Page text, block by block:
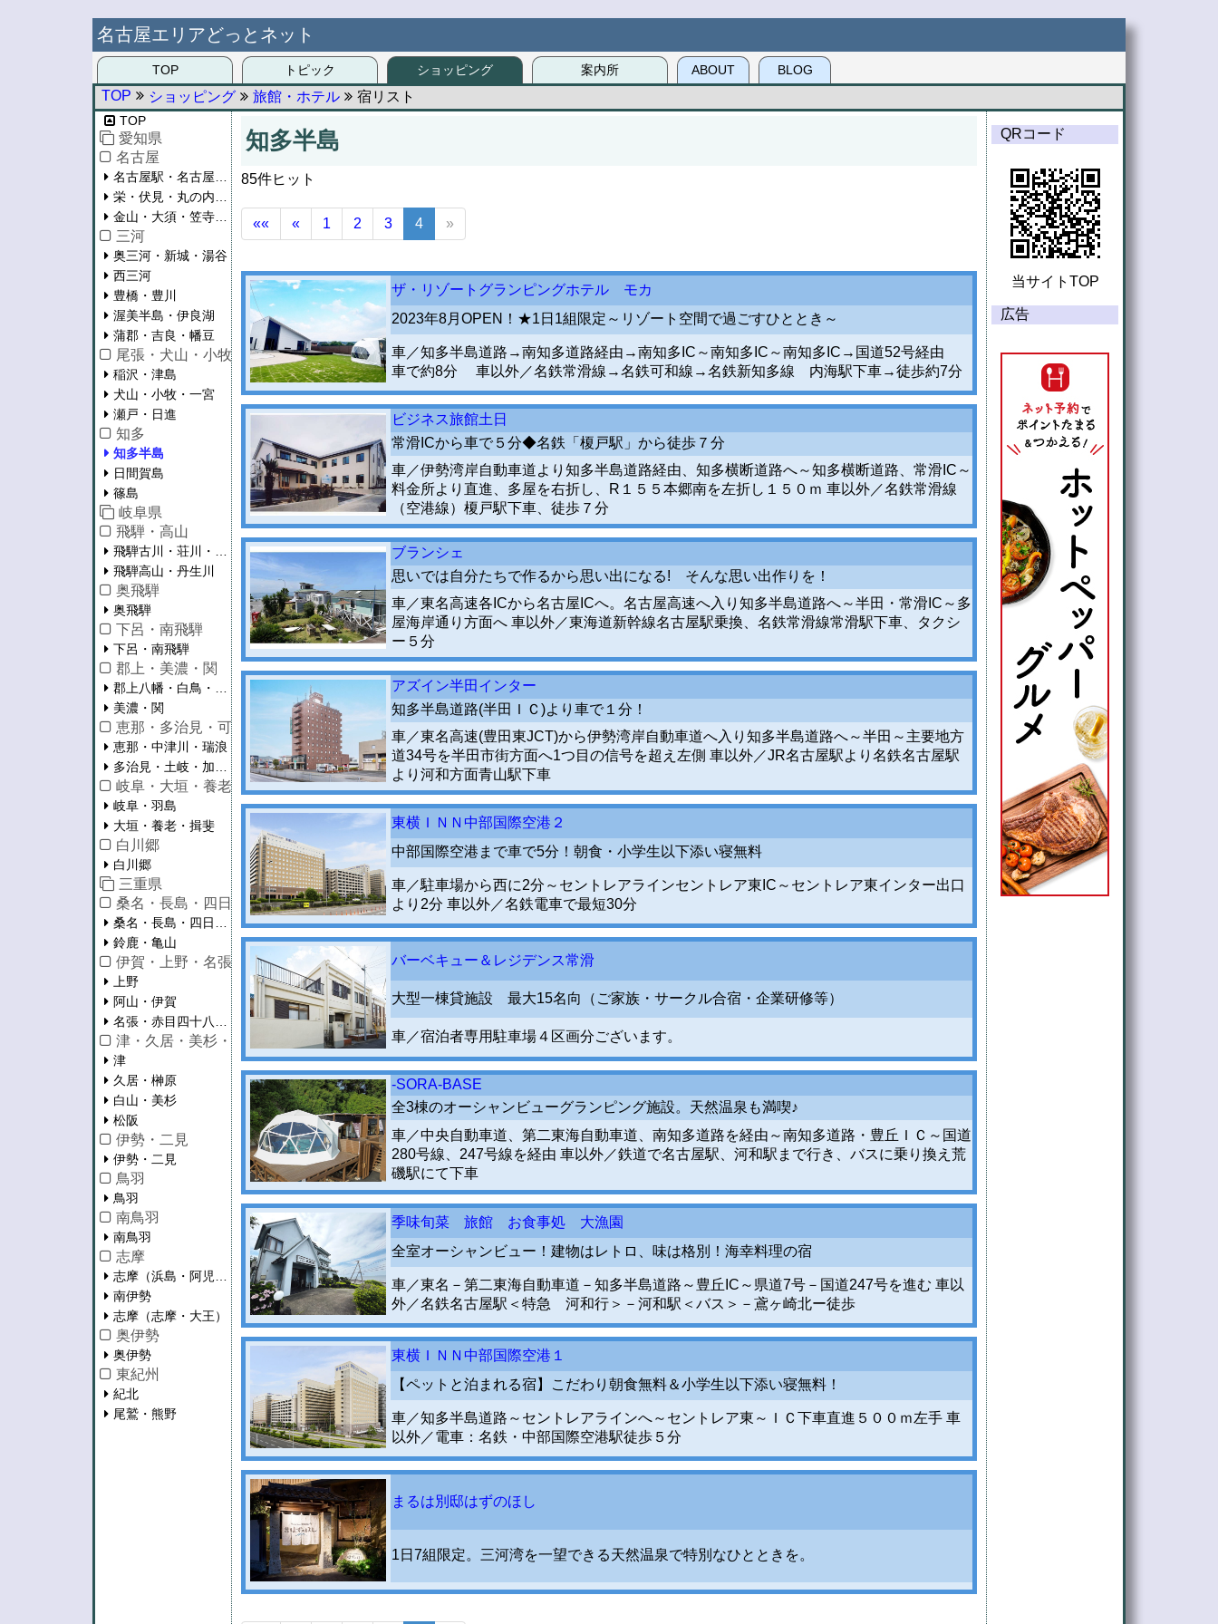
名古屋エリアどっとネット
TOP トピック ショッピング 案内所 ABOUT BLOG
TOP ショッピング 旅館・ホテル 宿リスト
知多半島
85件ヒット
«« « 1 2 3 4 »
ザ・リゾートグランピングホテル モカ
2023年8月OPEN！★1日1組限定～リゾート空間で過ごすひととき～
車／知多半島道路→南知多道路経由→南知多IC～南知多IC～南知多IC→国道52号経由
車で約8分 車以外／名鉄常滑線→名鉄可和線→名鉄新知多線 内海駅下車→徒歩約7分
ビジネス旅館土日
常滑ICから車で５分◆名鉄「榎戸駅」から徒歩７分
車／伊勢湾岸自動車道より知多半島道路経由、知多横断道路へ～知多横断道路、常滑IC～
料金所より直進、多屋を右折し、R１５５本郷南を左折し１５０ｍ 車以外／名鉄常滑線
（空港線）榎戸駅下車、徒歩７分
ブランシェ
思いでは自分たちで作るから思い出になる! そんな思い出作りを！
車／東名高速各ICから名古屋ICへ。名古屋高速へ入り知多半島道路へ～半田・常滑IC～多
屋海岸通り方面へ 車以外／東海道新幹線名古屋駅乗換、名鉄常滑線常滑駅下車、タクシ
ー５分
アズイン半田インター
知多半島道路(半田ＩＣ)より車で１分！
車／東名高速(豊田東JCT)から伊勢湾岸自動車道へ入り知多半島道路へ～半田～主要地方
道34号を半田市街方面へ1つ目の信号を超え左側 車以外／JR名古屋駅より名鉄名古屋駅
より河和方面青山駅下車
東横ＩＮＮ中部国際空港２
中部国際空港まで車で5分！朝食・小学生以下添い寝無料
車／駐車場から西に2分～セントレアラインセントレア東IC～セントレア東インター出口
より2分 車以外／名鉄電車で最短30分
バーベキュー＆レジデンス常滑
大型一棟貸施設 最大15名向（ご家族・サークル合宿・企業研修等）
車／宿泊者専用駐車場４区画分ございます。
-SORA-BASE
全3棟のオーシャンビューグランピング施設。天然温泉も満喫♪
車／中央自動車道、第二東海自動車道、南知多道路を経由～南知多道路・豊丘ＩＣ～国道
280号線、247号線を経由 車以外／鉄道で名古屋駅、河和駅まで行き、バスに乗り換え荒
磯駅にて下車
季味旬菜 旅館 お食事処 大漁園
全室オーシャンビュー！建物はレトロ、味は格別！海幸料理の宿
車／東名－第二東海自動車道－知多半島道路～豊丘IC～県道7号－国道247号を進む 車以
外／名鉄名古屋駅＜特急 河和行＞－河和駅＜バス＞－鳶ヶ崎北ー徒歩
東横ＩＮＮ中部国際空港１
【ペットと泊まれる宿】こだわり朝食無料＆小学生以下添い寝無料！
車／知多半島道路～セントレアラインへ～セントレア東～ＩＣ下車直進５００ｍ左手 車
以外／電車：名鉄・中部国際空港駅徒歩５分
まるは別邸はずのほし
1日7組限定。三河湾を一望できる天然温泉で特別なひとときを。
TOP
愛知県
名古屋
名古屋駅・名古屋城周辺
栄・伏見・丸の内・ナゴヤドーム周辺
金山・大須・笠寺以南
三河
奥三河・新城・湯谷
西三河
豊橋・豊川
渥美半島・伊良湖
蒲郡・吉良・幡豆
尾張・犬山・小牧
稲沢・津島
犬山・小牧・一宮
瀬戸・日進
知多
知多半島
日間賀島
篠島
岐阜県
飛騨・高山
飛騨古川・荘川・清見
飛騨高山・丹生川
奥飛騨
奥飛騨
下呂・南飛騨
下呂・南飛騨
郡上・美濃・関
郡上八幡・白鳥・高鷲・明宝
美濃・関
恵那・多治見・可児・加茂
恵那・中津川・瑞浪
多治見・土岐・加茂・可児
岐阜・大垣・養老
岐阜・羽島
大垣・養老・揖斐
白川郷
白川郷
三重県
桑名・長島・四日市・湯の山・鈴鹿
桑名・長島・四日市・湯の山
鈴鹿・亀山
伊賀・上野・名張
上野
阿山・伊賀
名張・赤目四十八滝・青山
津・久居・美杉・松阪
津
久居・榊原
白山・美杉
松阪
伊勢・二見
伊勢・二見
鳥羽
鳥羽
南鳥羽
南鳥羽
志摩
志摩（浜島・阿児・磯部）
南伊勢
志摩（志摩・大王）
奥伊勢
奥伊勢
東紀州
紀北
尾鷲・熊野
QRコード
当サイトTOP
広告